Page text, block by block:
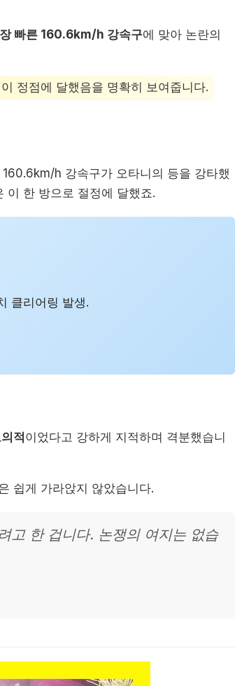
빠른 160.6km/h 강속구에 맞아 논란의
정점에 달했음을 명확히 보여줍니다.
160.6km/h 강속구가 오타니의 등을 강타했
이 한 방으로 절정에 달했죠.
클리어링 발생.
적이었다고 강하게 지적하며 격분했습니
쉽게 가라앉지 않았습니다.
고 한 겁니다. 논쟁의 여지는 없습